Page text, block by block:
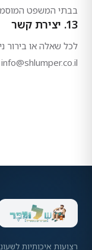
בבתי המשפט
13. יצירת קשר
לכל שאלה או בירור
info@shlumper.co.il או בטלפון: 052-685-8178.
רצועות איכותיות